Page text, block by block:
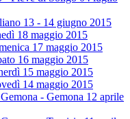
13 - 14 giugno 2015
18 maggio 2015
17 maggio 2015
16 maggio 2015
15 maggio 2015
14 maggio 2015
- Gemona 12 aprile